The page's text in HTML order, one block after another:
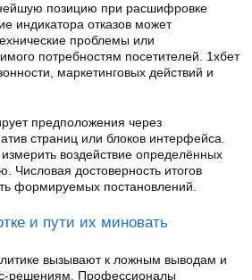
позицию при расшифровке
индикатора отказов может
проблемы или
потребностям посетителей. 1хбет
маркетинговых действий и
предположения через
страниц или блоков интерфейса.
воздействие определённых
Числовая достоверность итогов
формируемых постановлений.
и пути их миновать
вызывают к ложным выводам и
решениям. Профессионалы